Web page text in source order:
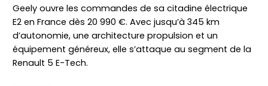
Geely ouvre les commandes de sa citadine électrique
E2 en France dès 20 990 €. Avec jusqu’à 345 km
d’autonomie, une architecture propulsion et un
équipement généreux, elle s’attaque au segment de la
Renault 5 E-Tech.